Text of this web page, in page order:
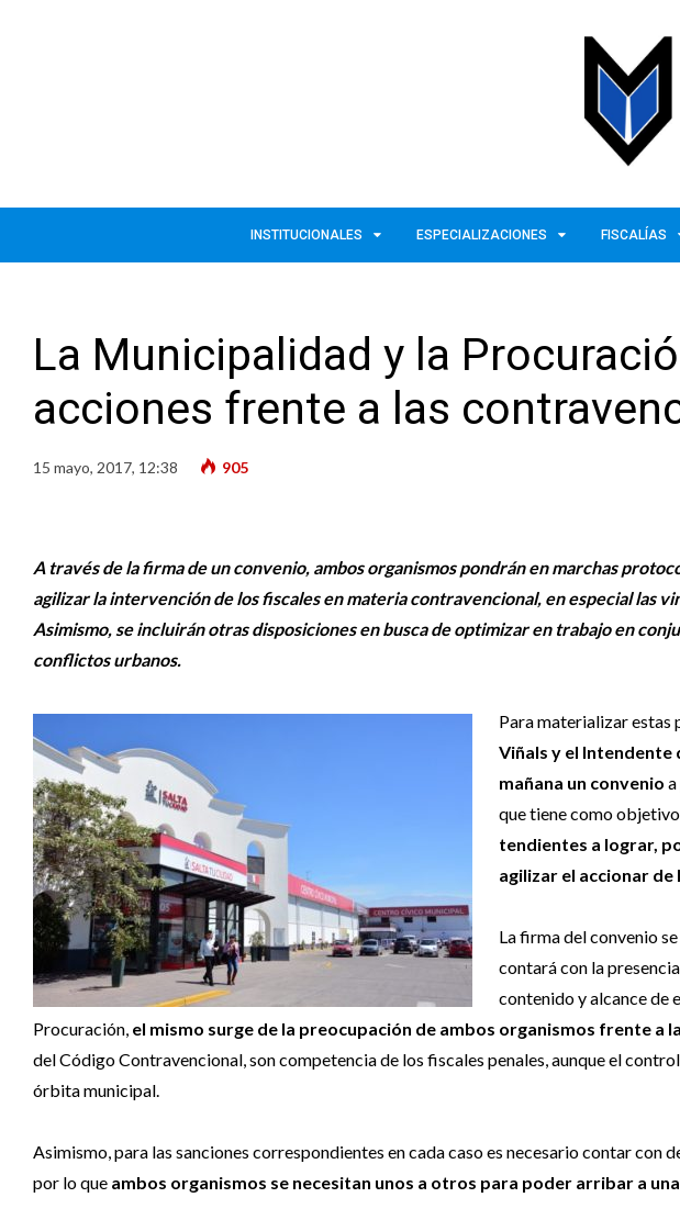
INSTITUCIONALES ESPECIALIZACIONES FISCALÍAS
La Municipalidad y la
acciones frente a las
15 mayo, 2017, 12:38 905
A través de la firma de un convenio, ambos organismos pondrán en marchas
agilizar la intervención de los fiscales en materia contravencional, en especial las
Asimismo, se incluirán otras disposiciones en busca de optimizar en trabajo en
conflictos urbanos.
Para materializar estas
Viñals y el Intendente
mañana un convenio
que tiene como objetivo
tendientes a lograr,
agilizar el accionar
La firma del convenio
contará con la
contenido y alcance de
Procuración, el mismo surge de la preocupación de ambos organismos frente a
del Código Contravencional, son competencia de los fiscales penales, aunque el
órbita municipal.
Asimismo, para las sanciones correspondientes en cada caso es necesario contar con
por lo que ambos organismos se necesitan unos a otros para poder arribar a